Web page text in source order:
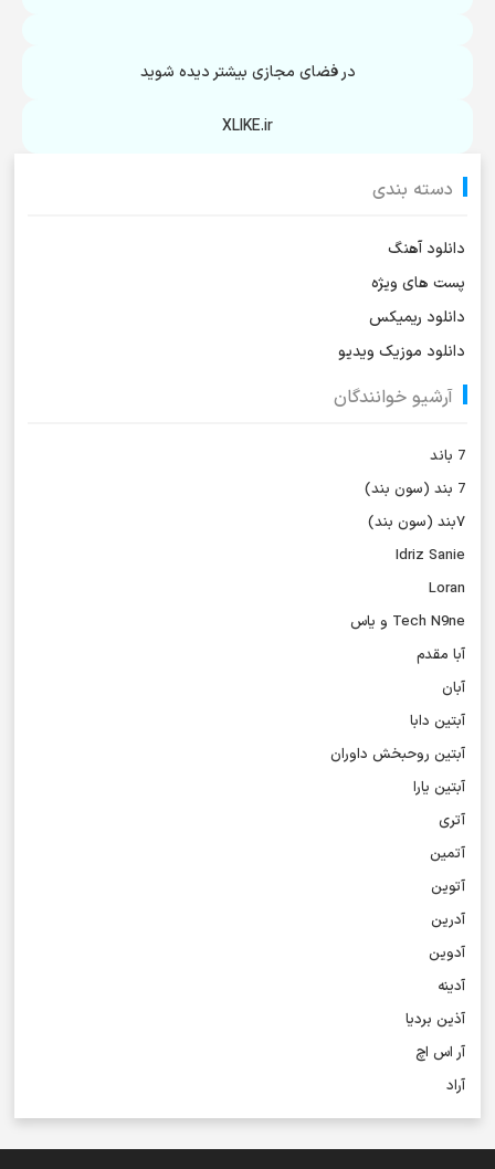
در فضای مجازی بیشتر دیده شوید
XLIKE.ir
دسته بندی
دانلود آهنگ
پست های ویژه
دانلود ریمیکس
دانلود موزیک ویدیو
آرشیو خوانندگان
7 باند
7 بند (سون بند)
۷بند (سون بند)
Idriz Sanie
Loran
Tech N9ne و یاس
آبا مقدم
آبان
آبتین دابا
آبتین روحبخش داوران
آبتین یارا
آتری
آتمین
آتوین
آدرین
آدوین
آدینه
آذین بردیا
آر اس اچ
آراد
آراد شاک
آراد عباسی